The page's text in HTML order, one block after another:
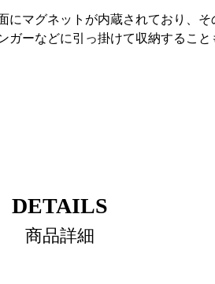
マグネットが内蔵されており、
ーなどに引っ掛けて収納すること
DETAILS
商品詳細